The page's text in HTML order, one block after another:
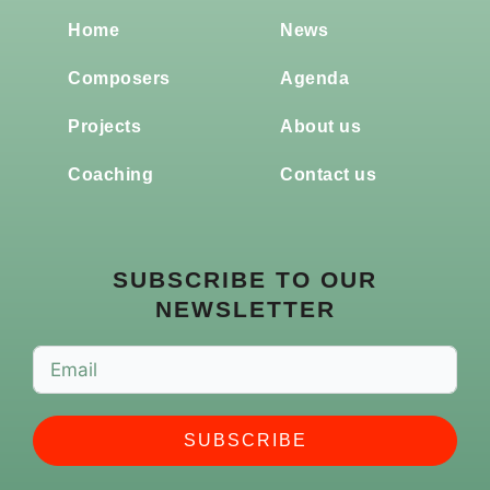
Home
Composers
Projects
Coaching
News
Agenda
About us
Contact us
SUBSCRIBE TO OUR
NEWSLETTER
SUBSCRIBE